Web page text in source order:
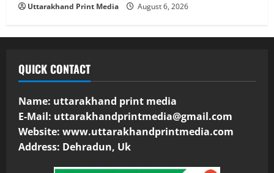
Uttarakhand Print Media August 6, 2026
QUICK CONTACT
Name: uttarakhand print media
E-Mail: uttarakhandprintmedia@gmail.com
Website: www.uttarakhandprintmedia.com
Address: Dehradun, Uk